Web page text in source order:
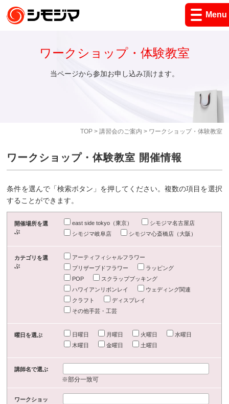
Menu
TOP> 講習会のご案内 > ワークショップ・体験教室
ワークショップ・体験教室
当ページから参加お申し込み頂けます。
ワークショップ・体験教室 開催情報
条件を選んで「検索ボタン」を押してください。複数の項目を選択
することができます。
開催場所を選
ぶ
east side tokyo（東京）
シモジマ名古屋店
シモジマ岐阜店
シモジマ心斎橋店（大阪）
カテゴリを選
ぶ
アーティフィシャルフラワー
プリザーブドフラワー
ラッピング
POP
スクラップブッキング
ハワイアンリボンレイ
ウェディング関連
クラフト
ディスプレイ
その他手芸・工芸
曜日を選ぶ 日曜日 月曜日 火曜日
水曜日
木曜日
金曜日 土曜日
講師名で選ぶ
※部分一致可
ワークショッ